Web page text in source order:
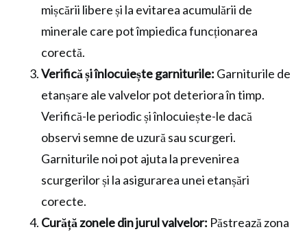
mișcării libere și la evitarea acumulării de
minerale care pot împiedica funcționarea
corectă.
Verifică și înlocuiește garniturile: Garniturile de
etanșare ale valvelor pot deteriora în timp.
Verifică-le periodic și înlocuiește-le dacă
observi semne de uzură sau scurgeri.
Garniturile noi pot ajuta la prevenirea
scurgerilor și la asigurarea unei etanșări
corecte.
Curăță zonele din jurul valvelor: Păstrează zona